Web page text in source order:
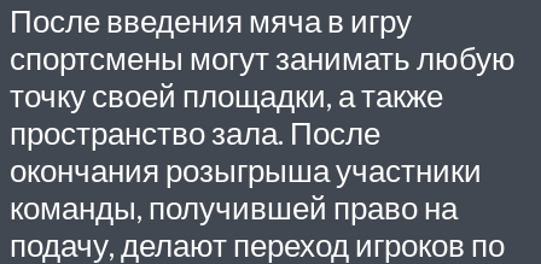
После введения мяча в игру
спортсмены могут занимать любую
точку своей площадки, а также
пространство зала. После
окончания розыгрыша участники
команды, получившей право на
подачу, делают переход игроков по